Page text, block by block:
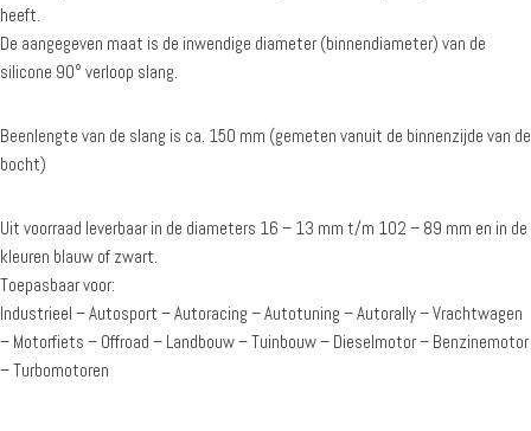
heeft.
De aangegeven maat is de inwendige diameter (binnendiameter) van de
silicone 90° verloop slang.
Beenlengte van de slang is ca. 150 mm (gemeten vanuit de binnenzijde van de
bocht)
Uit voorraad leverbaar in de diameters 16 – 13 mm t/m 102 – 89 mm en in de
kleuren blauw of zwart.
Toepasbaar voor:
Industrieel – Autosport – Autoracing – Autotuning – Autorally – Vrachtwagen
– Motorfiets – Offroad – Landbouw – Tuinbouw – Dieselmotor – Benzinemotor
– Turbomotoren